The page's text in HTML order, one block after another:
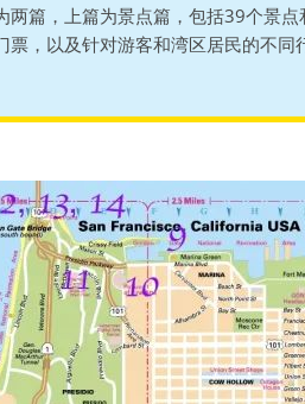
两篇，上篇为景点篇，包括39个景
票，以及针对游客和湾区居民的不